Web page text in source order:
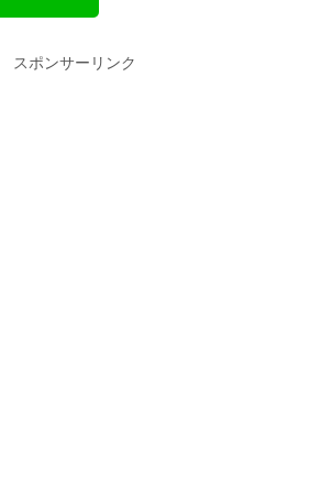
スポンサーリンク